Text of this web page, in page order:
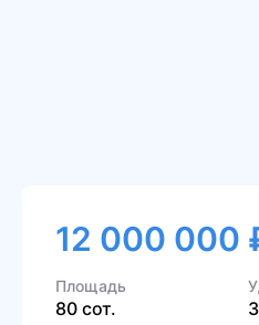
12 000 000
Площадь
80 сот.